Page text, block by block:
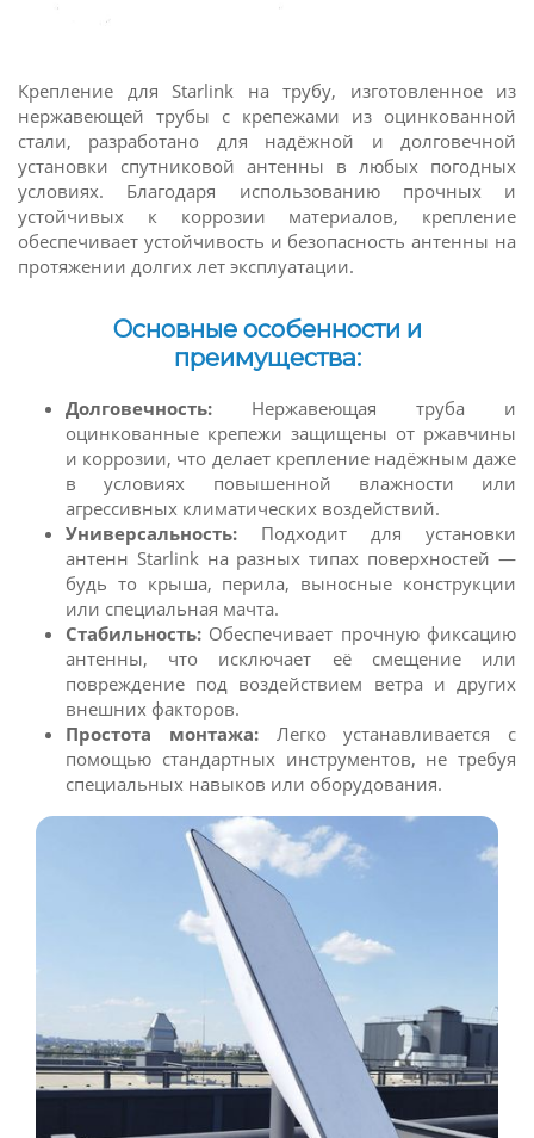
Крепление для Starlink на трубу, изготовленное из
нержавеющей трубы с крепежами из оцинкованной
стали, разработано для надёжной и долговечной
установки спутниковой антенны в любых погодных
условиях. Благодаря использованию прочных и
устойчивых к коррозии материалов, крепление
обеспечивает устойчивость и безопасность антенны на
протяжении долгих лет эксплуатации.
Основные особенности и
преимущества:
Долговечность: Нержавеющая труба и
оцинкованные крепежи защищены от ржавчины
и коррозии, что делает крепление надёжным даже
в условиях повышенной влажности или
агрессивных климатических воздействий.
Универсальность: Подходит для установки
антенн Starlink на разных типах поверхностей —
будь то крыша, перила, выносные конструкции
или специальная мачта.
Стабильность: Обеспечивает прочную фиксацию
антенны, что исключает её смещение или
повреждение под воздействием ветра и других
внешних факторов.
Простота монтажа:Легко устанавливается с
помощью стандартных инструментов, не требуя
специальных навыков или оборудования.